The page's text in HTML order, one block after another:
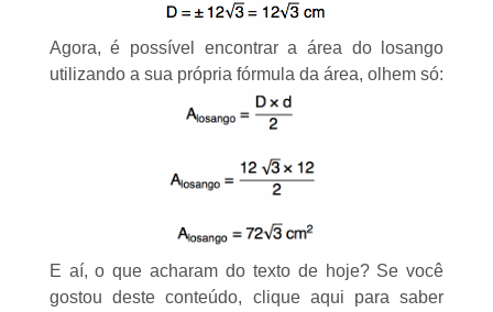
Agora, é possível encontrar a área do losango
utilizando a sua própria fórmula da área, olhem só:
E aí, o que acharam do texto de hoje? Se você
gostou deste conteúdo, clique aqui para saber